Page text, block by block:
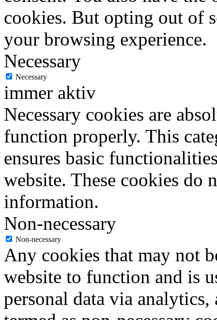
cookies. But opting out of
your browsing experience.
Necessary
Necessary
immer aktiv
Necessary cookies are
function properly. This
ensures basic
website. These cookies do
information.
Non-necessary
Non-necessary
Any cookies that may not
website to function and is
personal data via analytics,